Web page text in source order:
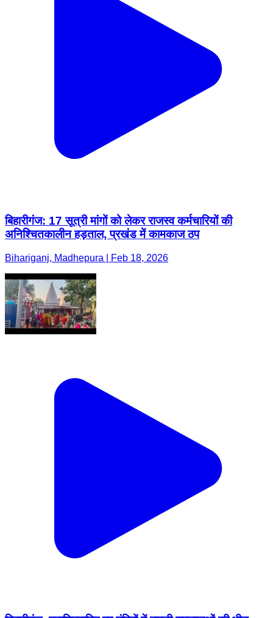
बिहारीगंज: 17 सूत्री मांगों को लेकर राजस्व कर्मचारियों की
अनिश्चितकालीन हड़ताल, प्रखंड में कामकाज ठप
Bihariganj, Madhepura | Feb 18, 2026